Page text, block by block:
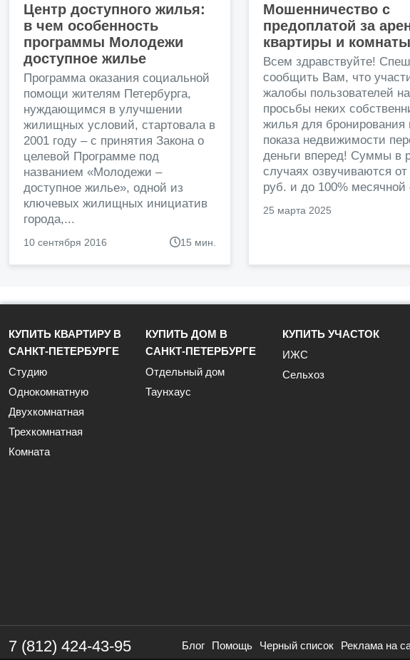
Центр доступного жилья:
в чем особенность
программы Молодежи
доступное жилье
Программа оказания социальной
помощи жителям Петербурга,
нуждающимся в улучшении
жилищных условий, стартовала в
2001 году – с принятия Закона о
целевой Программе под
названием «Молодежи –
доступное жилье», одной из
ключевых жилищных инициатив
города,...
10 сентября 2016 15 мин.
Мошенничество с
предоплатой за
квартиры и комнаты
Всем здравствуйте!
сообщить Вам, что
жалобы пользователей на
просьбы неких
жилья для бронирования
показа недвижимости
деньги вперед! Суммы в
случаях озвучиваются от
руб. и до 100% месячной
25 марта 2025
КУПИТЬ КВАРТИРУ В
САНКТ-ПЕТЕРБУРГЕ
Студию
Однокомнатную
Двухкомнатная
Трехкомнатная
Комната
КУПИТЬ ДОМ В
САНКТ-ПЕТЕРБУРГЕ
Отдельный дом
Таунхаус
КУПИТЬ УЧАСТОК
ИЖС
Сельхоз
7 (812) 424-43-95 Блог Помощь Черный список Реклама на